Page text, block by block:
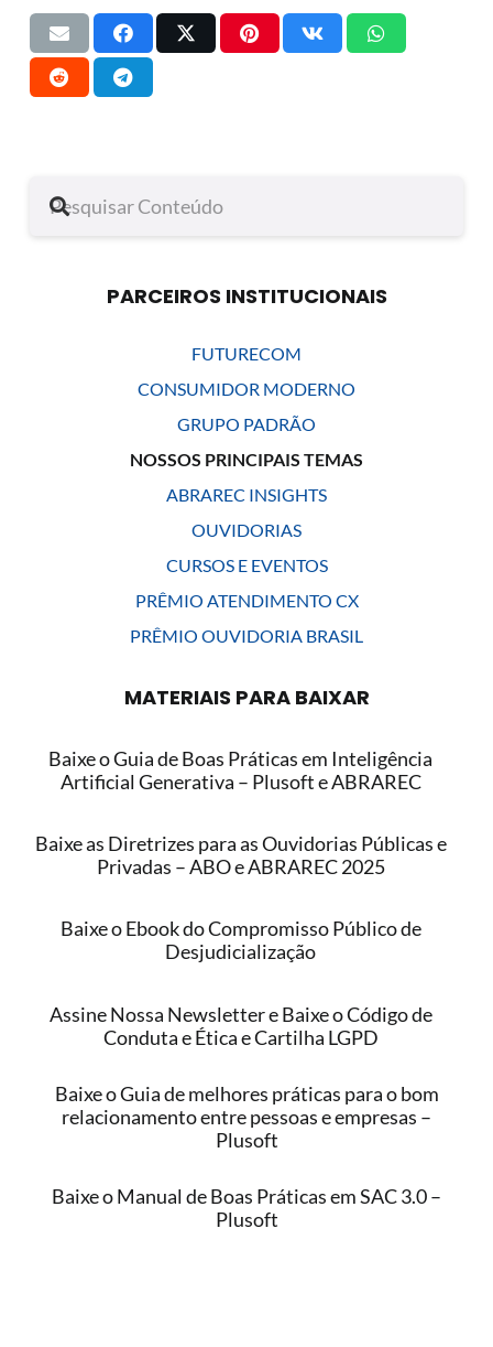
PARCEIROS INSTITUCIONAIS
FUTURECOM
CONSUMIDOR MODERNO
GRUPO PADRÃO
NOSSOS PRINCIPAIS TEMAS
ABRAREC INSIGHTS
OUVIDORIAS
CURSOS E EVENTOS
PRÊMIO ATENDIMENTO CX
PRÊMIO OUVIDORIA BRASIL
MATERIAIS PARA BAIXAR
Baixe o Guia de Boas Práticas em Inteligência
Artificial Generativa – Plusoft e ABRAREC
Baixe as Diretrizes para as Ouvidorias Públicas e
Privadas – ABO e ABRAREC 2025
Baixe o Ebook do Compromisso Público de
Desjudicialização
Assine Nossa Newsletter e Baixe o Código de
Conduta e Ética e Cartilha LGPD
Baixe o Guia de melhores práticas para o bom
relacionamento entre pessoas e empresas –
Plusoft
Baixe o Manual de Boas Práticas em SAC 3.0 –
Plusoft